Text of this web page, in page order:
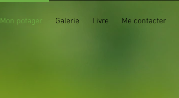
Mon potager Galerie Livre Me contacter